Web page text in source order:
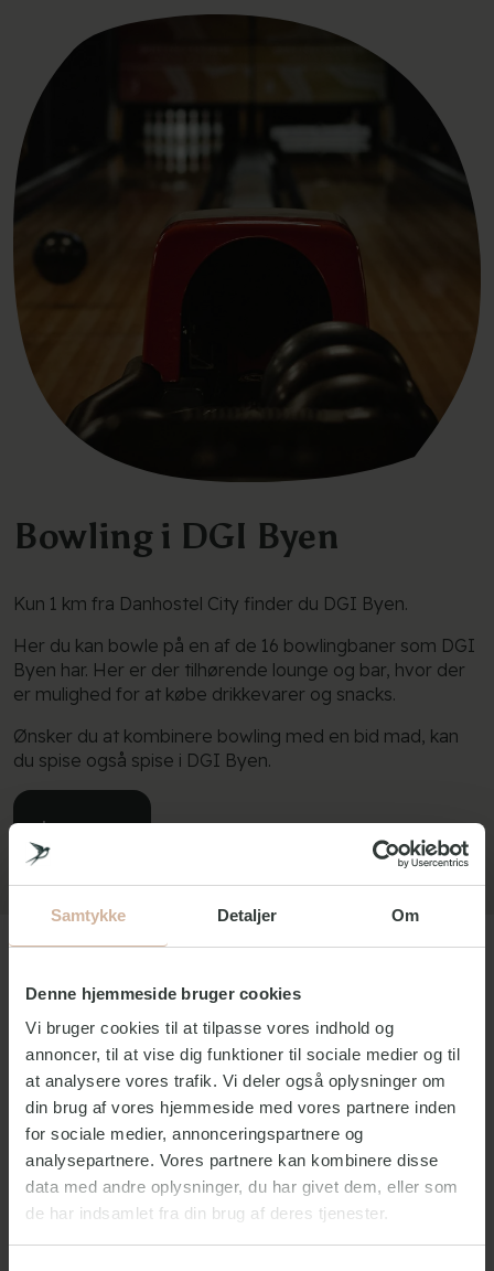
Samtykke Detaljer Om
Denne hjemmeside bruger cookies
Vi bruger cookies til at tilpasse vores indhold og
annoncer, til at vise dig funktioner til sociale medier og til
at analysere vores trafik. Vi deler også oplysninger om
din brug af vores hjemmeside med vores partnere inden
for sociale medier, annonceringspartnere og
analysepartnere. Vores partnere kan kombinere disse
data med andre oplysninger, du har givet dem, eller som
de har indsamlet fra din brug af deres tjenester.
Bowling i DGI Byen
Kun 1 km fra Danhostel City finder du DGI Byen.
Her du kan bowle på en af de 16 bowlingbaner som DGI
Byen har. Her er der tilhørende lounge og bar, hvor der
er mulighed for at købe drikkevarer og snacks.
Ønsker du at kombinere bowling med en bid mad, kan
du spise også spise i DGI Byen.
Læs mere